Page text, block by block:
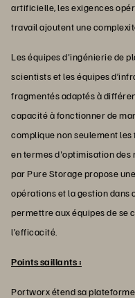
artificielle, les exigences
travail ajoutent une
Les équipes d'ingénierie de
scientists et les équipes
fragmentés adaptés à
capacité à fonctionner de
complique non seulement les
en termes d'optimisation des
par Pure Storage propose
opérations et la gestion dans
permettre aux équipes de se
l’efficacité.
Points saillants :
Portworx étend sa